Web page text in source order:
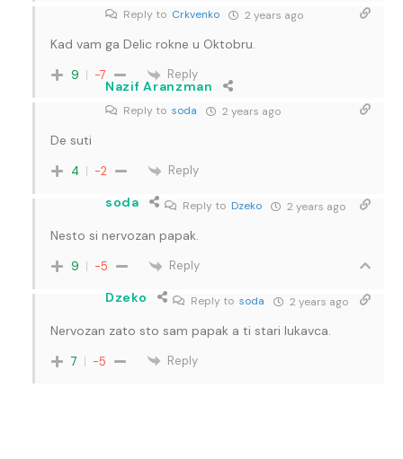
Reply to Crkvenko 2 years ago
Kad vam ga Delic rokne u Oktobru.
9 -7 Reply
Nazif Aranzman
Reply to soda 2 years ago
De suti
4 -2 Reply
soda Reply to Dzeko 2 years ago
Nesto si nervozan papak.
9 -5 Reply
Dzeko Reply to soda 2 years ago
Nervozan zato sto sam papak a ti stari lukavca.
7 -5 Reply